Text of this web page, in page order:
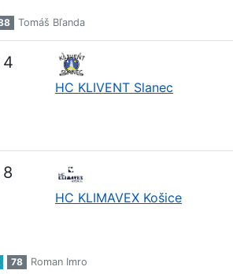
Tomáš Bľanda
4
HC KLIVENT Slanec
8
HC KLIMAVEX Košice
78
Roman Imro